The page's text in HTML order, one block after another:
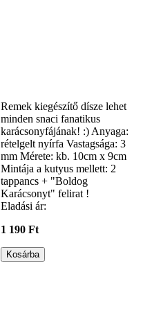
Remek kiegészítő dísze lehet
minden snaci fanatikus
karácsonyfájának! :) Anyaga:
rételgelt nyírfa Vastagsága: 3
mm Mérete: kb. 10cm x 9cm
Mintája a kutyus mellett: 2
tappancs + "Boldog
Karácsonyt" felirat !
Eladási ár:
1 190 Ft